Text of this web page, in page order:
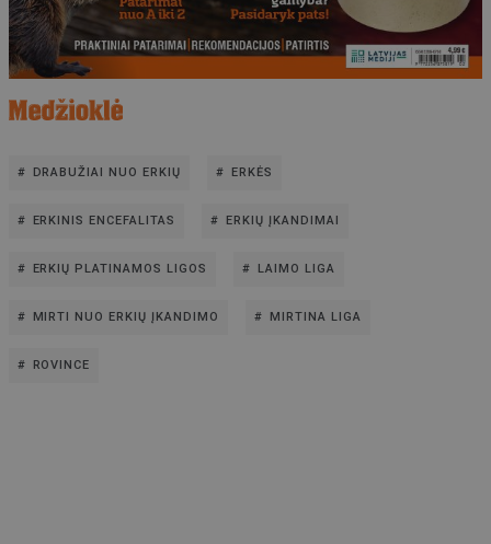
DRABUŽIAI NUO ERKIŲ ERKĖS
ERKINIS ENCEFALITAS ERKIŲ ĮKANDIMAI
ERKIŲ PLATINAMOS LIGOS LAIMO LIGA
MIRTI NUO ERKIŲ ĮKANDIMO MIRTINA LIGA
ROVINCE